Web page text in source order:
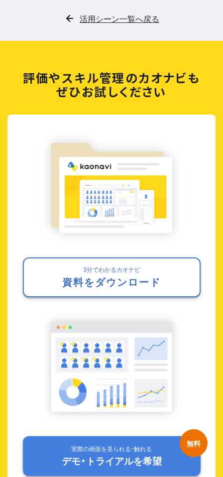
活用シーン一覧へ戻る
評価やスキル管理のカオナビも
ぜひお試しください
3分でわかるカオナビ
資料をダウンロード
実際の画面を見られる・触れる
デモ・トライアルを希望